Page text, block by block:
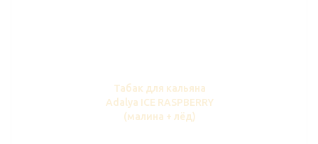
Табак для кальяна
Adalya ICE RASPBERRY
(малина + лёд)